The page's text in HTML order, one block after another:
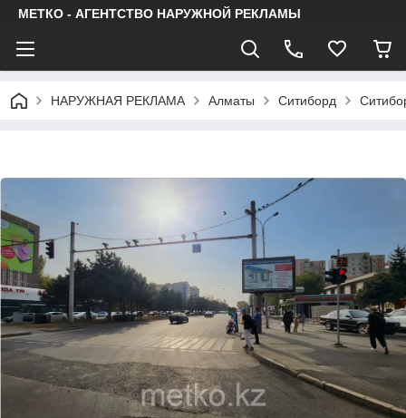
МЕТКО - АГЕНТСТВО НАРУЖНОЙ РЕКЛАМЫ
НАРУЖНАЯ РЕКЛАМА Алматы Ситиборд